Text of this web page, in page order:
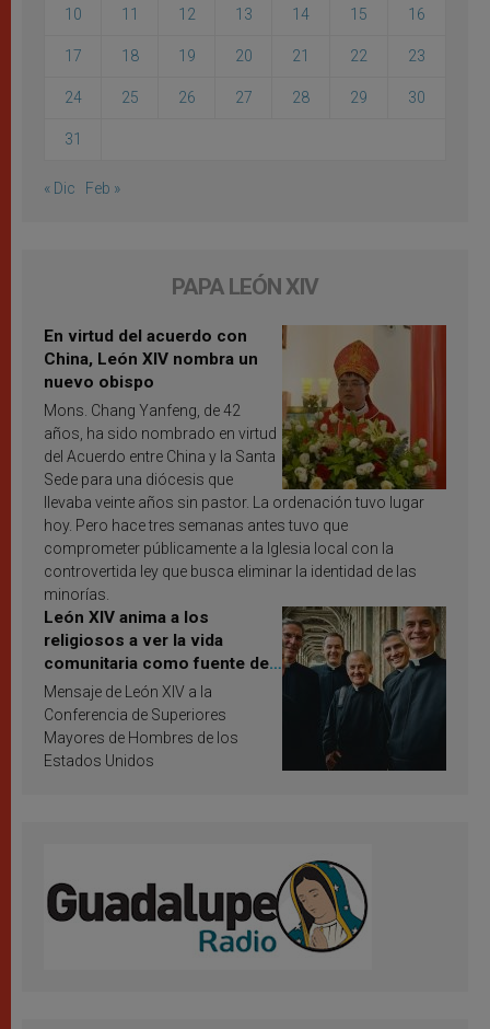
10 11 12 13 14 15 16
17 18 19 20 21 22 23
24 25 26 27 28 29 30
31
« Dic Feb »
PAPA LEÓN XIV
En virtud del acuerdo con
China, León XIV nombra un
nuevo obispo
Mons. Chang Yanfeng, de 42
años, ha sido nombrado en virtud
del Acuerdo entre China y la Santa
Sede para una diócesis que
llevaba veinte años sin pastor. La ordenación tuvo lugar
hoy. Pero hace tres semanas antes tuvo que
comprometer públicamente a la Iglesia local con la
controvertida ley que busca eliminar la identidad de las
minorías.
León XIV anima a los
religiosos a ver la vida
comunitaria como fuente de
inspiración y santificación
Mensaje de León XIV a la
Conferencia de Superiores
Mayores de Hombres de los
Estados Unidos